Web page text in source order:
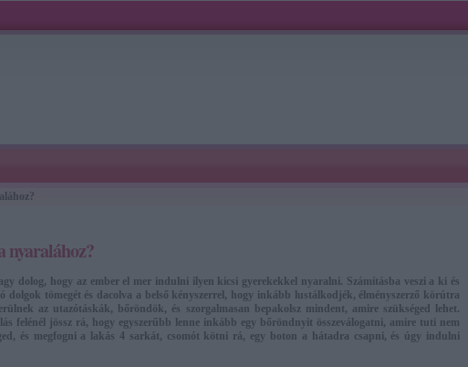
nyaralához?
dolog, hogy az ember el mer indulni ilyen kicsi gyerekekkel nyaralni. Számításba veszi a ki és
dolgok tömegét és dacolva a belső kényszerrel, hogy inkább lustálkodjék, élményszerző körútra
az utazótáskák, bőröndök, és szorgalmasan bepakolsz mindent, amire szükséged lehet.
felénél jössz rá, hogy egyszerűbb lenne inkább egy bőröndnyit összeválogatni, amire tuti nem
és megfogni a lakás 4 sarkát, csomót kötni rá, egy boton a hátadra csapni, és úgy indulni